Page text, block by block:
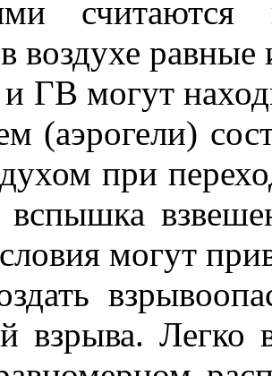
считаются
воздухе
ГВ могут
(аэрогели)
при
вспышка
могут
взрыва.